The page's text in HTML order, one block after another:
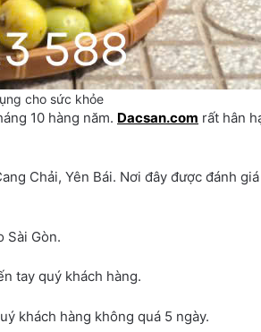
cho sức khỏe
10 hàng năm. Dacsan.com rất hân
Chải, Yên Bái. Nơi đây được đánh
Sài Gòn.
tay quý khách hàng.
khách hàng không quá 5 ngày.